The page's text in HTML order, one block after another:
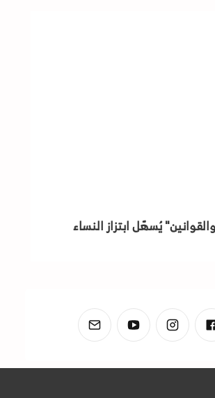
يُسهّل ابتزاز النساء